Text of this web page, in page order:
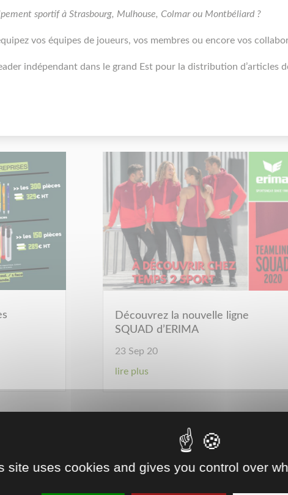
sportif à Strasbourg, Mulhouse, Colmar ou Montbéliard ?
vos équipes de joueurs, vos membres ou encore vos
indépendant dans le grand Est pour la distribution d’articles
Découvrez la nouvelle ligne
SQUAD d’ERIMA
23 Sep 20
lire plus
8
site uses cookies and gives you control over